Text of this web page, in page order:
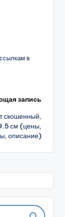
в
запись
скошенный,
см (цены,
описание)